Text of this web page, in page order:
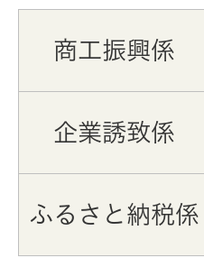
商工振興係
企業誘致係
ふるさと納税係